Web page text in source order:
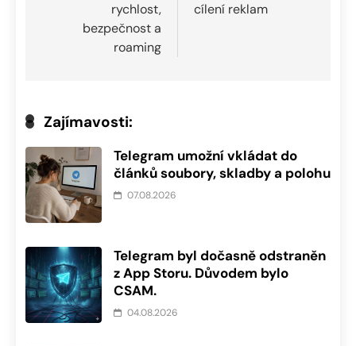
rychlost,
bezpečnost a
roaming
cílení reklam
Zajímavosti:
Telegram umožní vkládat do
článků soubory, skladby a polohu
07.08.2026
Telegram byl dočasně odstraněn
z App Storu. Důvodem bylo
CSAM.
04.08.2026